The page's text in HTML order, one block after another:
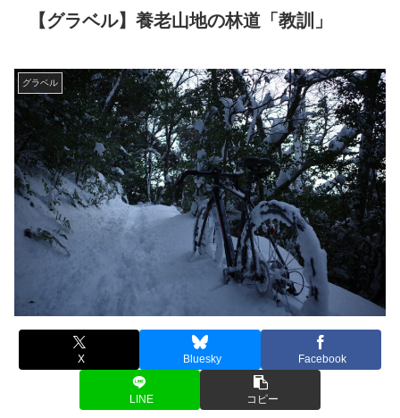
【グラベル】養老山地の林道「教訓」
グラベル
X Bluesky Facebook
LINE コピー